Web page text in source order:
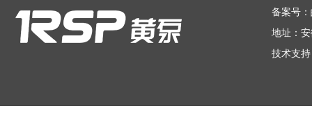
备案号：
地址：
技术支